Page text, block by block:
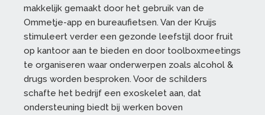
makkelijk gemaakt door het gebruik van de
Ommetje-app en bureaufietsen. Van der Kruijs
stimuleert verder een gezonde leefstijl door fruit
op kantoor aan te bieden en door toolboxmeetings
te organiseren waar onderwerpen zoals alcohol &
drugs worden besproken. Voor de schilders
schafte het bedrijf een exoskelet aan, dat
ondersteuning biedt bij werken boven